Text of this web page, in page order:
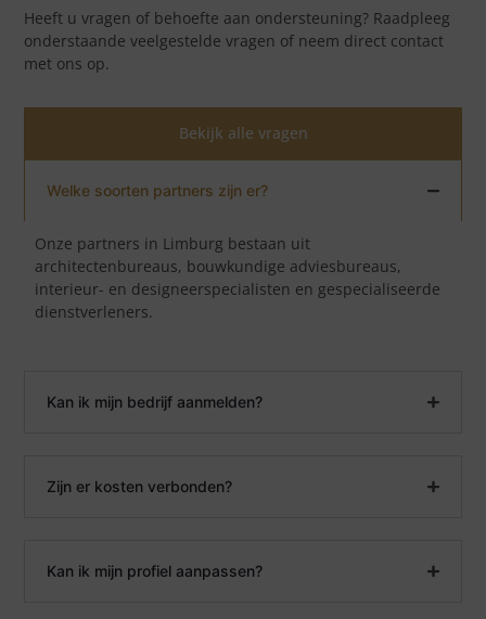
Heeft u vragen of behoefte aan ondersteuning? Raadpleeg
onderstaande veelgestelde vragen of neem direct contact
met ons op.
Bekijk alle vragen
Welke soorten partners zijn er?
Onze partners in Limburg bestaan uit
architectenbureaus, bouwkundige adviesbureaus,
interieur- en designeerspecialisten en gespecialiseerde
dienstverleners.
Kan ik mijn bedrijf aanmelden?
Zijn er kosten verbonden?
Kan ik mijn profiel aanpassen?